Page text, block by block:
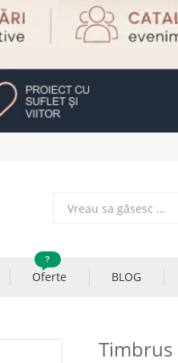
Oferte
?
BLOG
Timbrus